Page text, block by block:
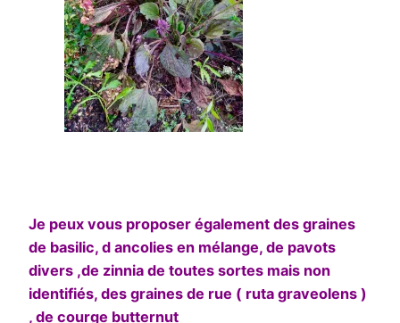
Je peux vous proposer également des graines
de basilic, d ancolies en mélange, de pavots
divers ,de zinnia de toutes sortes mais non
identifiés, des graines de rue ( ruta graveolens )
, de courge butternut